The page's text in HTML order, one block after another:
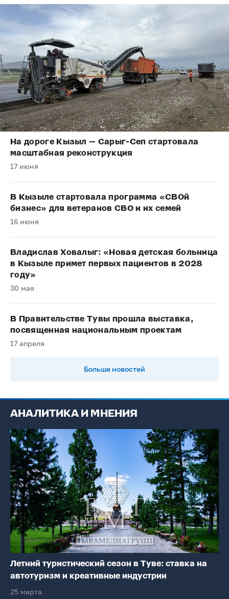
На дороге Кызыл — Сарыг-Сеп стартовала
масштабная реконструкция
17 июня
В Кызыле стартовала программа «СВОй
бизнес» для ветеранов СВО и их семей
16 июня
Владислав Ховалыг: «Новая детская больница
в Кызыле примет первых пациентов в 2028
году»
30 мая
В Правительстве Тувы прошла выставка,
посвященная национальным проектам
17 апреля
Больше новостей
АНАЛИТИКА И МНЕНИЯ
Летний туристический сезон в Туве: ставка на
автотуризм и креативные индустрии
25 марта